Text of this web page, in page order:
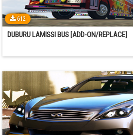
612
DUBURU LAMISSI BUS [ADD-ON/REPLACE]